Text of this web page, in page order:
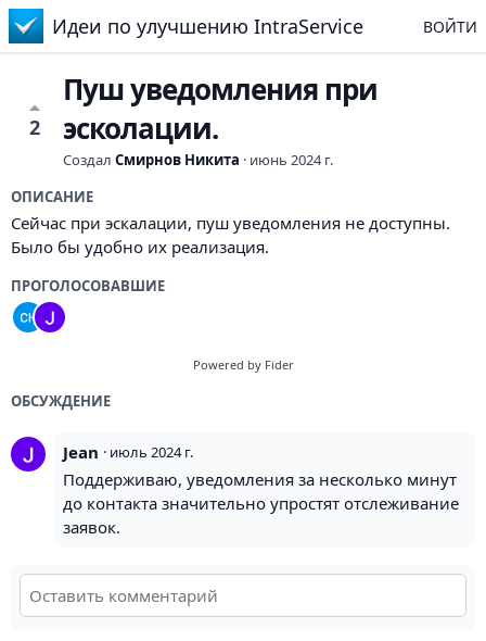
Идеи по улучшению IntraService ВОЙТИ
2
Пуш уведомления при
эсколации.
Создал Смирнов Никита · июнь 2024 г.
ОПИСАНИЕ
Сейчас при эскалации, пуш уведомления не доступны.
Было бы удобно их реализация.
ПРОГОЛОСОВАВШИЕ
Powered by Fider
ОБСУЖДЕНИЕ
Jean · июль 2024 г.
Поддерживаю, уведомления за несколько минут
до контакта значительно упростят отслеживание
заявок.